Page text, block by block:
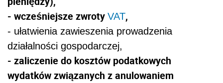
- wcześniejsze zwroty VAT,
- ułatwienia zawieszenia prowadzenia
działalności gospodarczej,
- zaliczenie do kosztów podatkowych
wydatków związanych z anulowaniem